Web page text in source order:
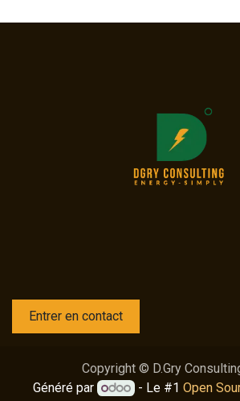
Entrer en contact
Copyright © D.Gry
Généré par
- Le #1 Open